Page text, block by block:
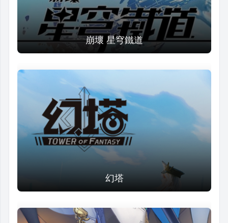
崩壞 星穹鐵道
幻塔